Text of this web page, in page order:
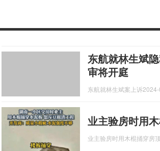
东航就林生斌
审将开庭
东航就林生斌案上诉
业主验房时用
业主验房时用木棍捅穿房